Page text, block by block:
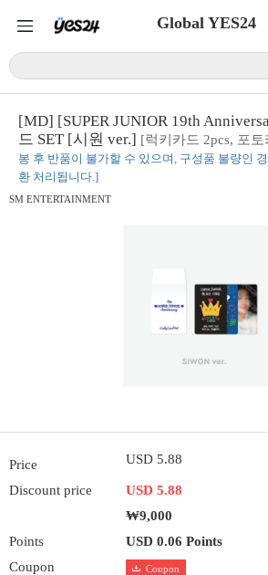
Global YES24
[MD] [SUPER JUNIOR 19th
드 SET [시원 ver.] [럭키카드 2pcs, 포토
봉 후 반품이 불가할 수 있으며, 구성품 불량인
환 처리됩니다.]
SM ENTERTAINMENT
Price USD 5.88
Discount price
USD 5.88
₩9,000
Points
USD 0.06 Points
Coupon
Coupon